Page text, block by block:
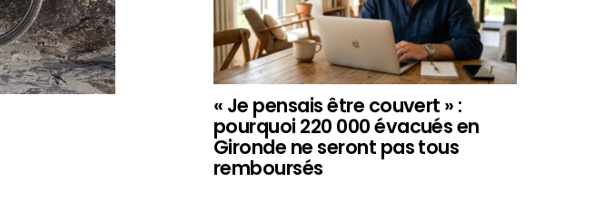
« Je pensais être couvert » :
pourquoi 220 000 évacués en
Gironde ne seront pas tous
remboursés